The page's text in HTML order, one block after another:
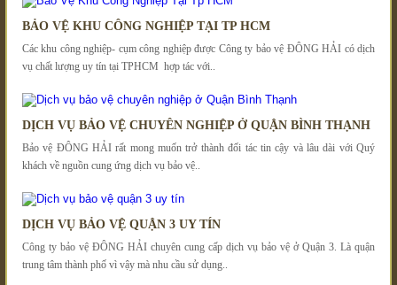
BẢO VỆ KHU CÔNG NGHIỆP TẠI TP HCM
Các khu công nghiệp- cụm công nghiệp được Công ty bảo vệ ĐÔNG HẢI có dịch
vụ chất lượng uy tín tại TPHCM hợp tác với..
DỊCH VỤ BẢO VỆ CHUYÊN NGHIỆP Ở QUẬN BÌNH THẠNH
Bảo vệ ĐÔNG HẢI rất mong muốn trở thành đối tác tin cậy và lâu dài với Quý
khách về nguồn cung ứng dịch vụ bảo vệ..
DỊCH VỤ BẢO VỆ QUẬN 3 UY TÍN
Công ty bảo vệ ĐÔNG HẢI chuyên cung cấp dịch vụ bảo vệ ở Quận 3. Là quận
trung tâm thành phố vì vậy mà nhu cầu sử dụng..